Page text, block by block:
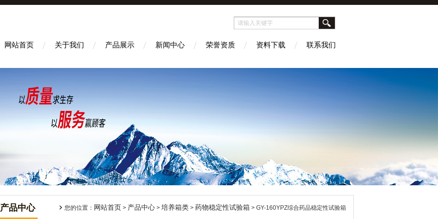
网站首页 关于我们 产品展示 新闻中心 荣誉资质 资料下载 联系我们
产品中心 您的位置： 网站首页 > 产品中心 > 培养箱类 > 药物稳定性试验箱 > GY-160YPZ综合药品稳定性试验箱